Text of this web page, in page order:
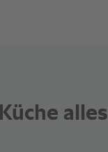
alles